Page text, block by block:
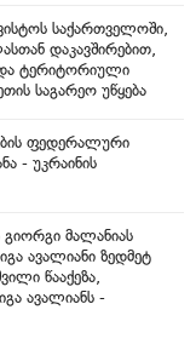
საქართველოში,
დაკავშირებით,
და ტერიტორიული
საგარეო უწყება
ფედერალური
- უკრაინის
გიორგი მალანიას
ავალიანი ზედმეტ
წააქეზა,
ავალიანს -